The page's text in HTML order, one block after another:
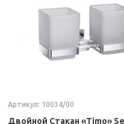
Артикул: 10034/00
Двойной Стакан «Timo»